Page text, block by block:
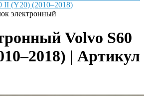
II (Y20) (2010–2018)
электронный
Volvo S60
| Артикул